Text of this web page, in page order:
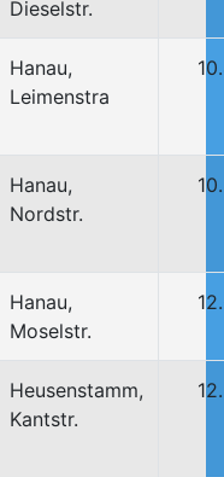
Dieselstr.
Hanau,
Leimenstra
Hanau,
Nordstr.
Hanau,
Moselstr.
Heusenstamm,
Kantstr.